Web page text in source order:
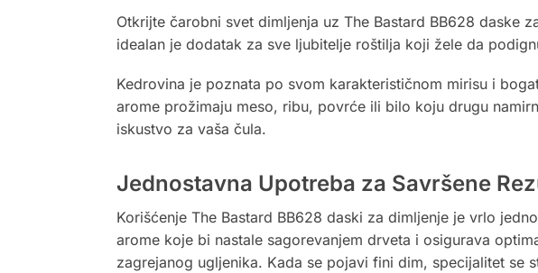
Otkrijte čarobni svet dimljenja uz The Bastard BB628
idealan je dodatak za sve ljubitelje roštilja koji žele da
Kedrovina je poznata po svom karakterističnom mirisu i
arome prožimaju meso, ribu, povrće ili bilo koju drugu
iskustvo za vaša čula.
Jednostavna Upotreba za Savršene
Korišćenje The Bastard BB628 daski za dimljenje je vrlo
arome koje bi nastale sagorevanjem drveta i osigurava
zagrejanog ugljenika. Kada se pojavi fini dim, specijalitet